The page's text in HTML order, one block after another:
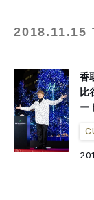
2018.11.15
香
比
ー